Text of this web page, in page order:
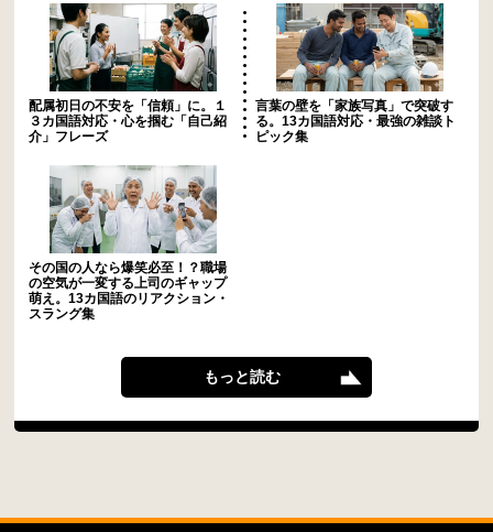
配属初日の不安を「信頼」に。１
３カ国語対応・心を掴む「自己紹
介」フレーズ
言葉の壁を「家族写真」で突破す
る。13カ国語対応・最強の雑談ト
ピック集
その国の人なら爆笑必至！？職場
の空気が一変する上司のギャップ
萌え。13カ国語のリアクション・
スラング集
もっと読む